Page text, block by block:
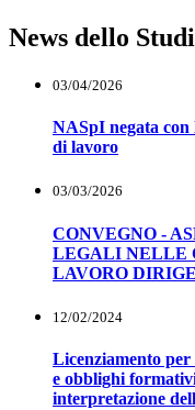
News dello
03/04/2026
NASpI negata con
di lavoro
03/03/2026
CONVEGNO -
LEGALI NELLE
LAVORO
12/02/2024
Licenziamento
e obblighi
interpretazione